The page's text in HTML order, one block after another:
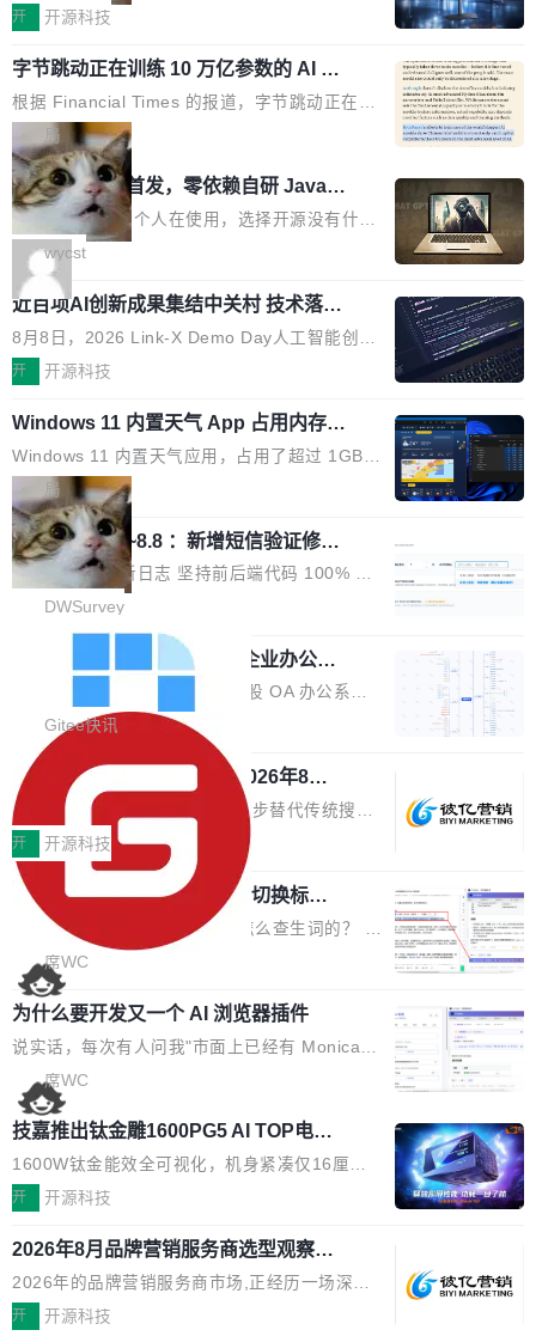
今仍处于漏洞未修复状态。 攻击链路 攻击链并
不复杂。 受害者给 Rovo 提了一个正...
的多轮搜索请求需要超过 10 秒，端到端成本约
来说，这个速度和成本都"高得让人没法用"。而
4B 开源模型在推理速度上快了几个数量级，成
本低了两三个数量级。 问题在于，小模型开箱即
用时的检索能力确实远不如闭源前沿模型。差距
在哪？就在 RL 后训练。 从 RAG 到 agentic...
面兼得
舰新作。GO27Q32 将于 2026 年 9 月 15 日正
nta Tandem 五重发光架构为核心，为高端玩家
打造速度与画质不妥协的沉浸体验。 GO27Q32
搭载三星最新 QD-OLED 面板，采用 5 层串联
式发光结构，并装配全新 ObsidianShield 抗反
射镀膜，黑阶表现提升可达40%，并将表面硬度
由2H升級至3H，画面对比度与强度都提升的同
时还具有 320Hz 刷新率与 0.03ms GTG 灰阶响
应时间，从源头消除拖影与动态模糊。 1.突破 O
LED 画质局限，暗部细节...
开 开源科技
字节跳动正在训练 10 万亿参数的 AI 模
型
根据 Financial Times 的报道，字节跳动正在训
练一个 10 万亿参数的 AI 模型，目前处于预训练
阶段。 10 万亿是什么概念？Anthropic 目前最
大的模型 Mythos 5 约 8 万亿参数。DeepSeek
V4-Pro 是 1.6 万亿。月之暗面的 Kimi K3 是 2.
8 万亿。美团 LongCat-2.0 是 1.6 万亿。字节
跳动的这个未命名模型，直接跳到了 10 万亿。
预训练通常需要 3 到 6 个月，之后还有微调阶
段。按这个时间线，最早可能在 2026 年底或 2
027 年初发布。 这个节点很微妙。Anthropic 刚
在 5 月发布了 Mythos 5...
局
wastnet 开源首发，零依赖自研 Java H
TTP/2 框架，性能对标 Undertow !
这个项目一直是个人在使用，选择开源没有什么
动机理由，就是想开源了，如果非要说一个，那
就是它多少弥补了国产 Java 自研 HTTP/2 框架
这块空白——放眼国产 Java 生态，能拿出手的
HTTP/2 网络框架，要么闭源，要么底层建立在
Netty 之上，真正自研的 Java 实现几乎没有。
级 Java 网络应用框架，核心基于 JDK 原生 NI
O 构建 Reactor 多路复用模型，不依赖 Netty、
Tomcat 等任何第三方网络库。其 HTTP/2 协议
栈从 HPACK、Huffman 到 ALPN 均为自主实
现，在基准测试中与 Un...
wycst
近百项AI创新成果集结中关村 技术落地
与产业迭代提速
8月8日，2026 Link-X Demo Day人工智能创新
项目展在北京中关村举办。本次活动由星连资
业、学术、投资人士，集中展出近百项覆盖AI芯
片、算力、模型、应用全链条创新项目，聚焦AI
技术产业化落地与资本对接，呈现当前国内AI前
沿技术突破与商业化最新进展。 活动围绕AI学术
研究与产业落地融合展开多维度研讨。星连资本
创始合伙人张鸣晨表示，AI产业化是长期产融结
合过程，早期优质技术项目需持续资本与产业资
者、产业专家、投资人围绕AI前沿技术瓶颈、行
业固有认知重构等议题展开跨界对话，聚焦行业
真实痛点与突破方向...
开 开源科技
Windows 11 内置天气 App 占用内存超
过 1GB
Windows 11 内置天气应用，占用了超过 1GB
内存。 Notebookcheck 的测试发现这个数字
时，反复确认了多次。不是 100MB，不是 500
MB，是 1 个 G。一个显示天气的应用。 Windo
ws 内置应用臃肿早就是老话题了，但一款天气
应用占用内存就超过 1G 还是过于离谱——问题
个嵌在 Edge WebView 里的网页。它不是一个
「应用」，它是一个运行在浏览器引擎里的网
页，外面套了一层 Windows 的壳。 WebView2
本身就是个内存大户。它加载了完整的 Edge 渲
染引擎，包括 JavaScript 引擎...
局
调问更新7.26~8.8 ：新增短信验证修
改，考试能力升级
DWSurvey 更新日志 坚持前后端代码 100% 开
源助力企业建设自主可控的问卷调研系统 官网地
址www.diaowen.net ➔ 源码下载Gitee 仓库 ➔
本次更新新增短信验证修改已答问卷功能，提升
答卷安全性；同时升级考试能力，完善填空题判
分、防切屏等功能体验，并优化多项产品细节，
提升整体使用体验。 新增功能 01. 新增验证手
机号后查看、修改已答问卷功能 02. 新增填空题
判分功能 03. 添加协作管理员支持树形结构选择
体验优化与修复 •页面与体验优化 优化工作台首
页 UI 展示效果，提升页面使用体验。 优化防切
屏提醒规则，调整为每次切屏均触发提示，提升
考试规范性。 优化登录状...
DWSurvey
勾股 OA v6.0.2 已经发布，企业办公系
勾股 OA v6.0.2 已经发布。 勾股 OA 办公系统
是一款简单实用的开源的企业办公系统。系统集
成了系统设置、附件管理、人事管理、行政管
理、消息管理、资产管理、企业公告、知识网
盘、审批流程设置、办公审批、工作计划、工作
汇报、工作日志、日常办公、财务管理、客户管
理、合同管理、项目管理、任务管理等功能模
块。系统简约，易于功能扩展，方便二次开发，
可以用来做日常 OA，CRM，ERP，业务管理等
系统。 勾股OA6.0.2版本主要是对勾股OA 6第
一个大版本发布的部分功能细节优化和bug问题
修复的版本，具体更新日志如下： 1、补全新版
本的各个审批类型的审批单导出 2、优化各个审
Gitee快讯
942亿赛道如何选对伙伴？2026年8月G
EO公司推荐
当DeepSeek、豆包等大模型逐步替代传统搜索
成为用户获取信息的主要入口,品牌竞争的逻辑变
了:不再是争抢关键词排名,而是想办法进入AI脱
口而出的那个答案。"GEO公司推荐"这个搜索词
背后,折射的是企业面对新兴服务赛道时的集体困
惑——该信谁、看什么、怎么选。 据易观分析
《中国GEO市场产业图谱》数据,2026年中国GE
O行业规模预计达942亿元,同比增长169.7%。G
artner同期预测,传统搜索引擎访问量年内将下滑
25%,AI载体流量占比突破40%;埃森哲2025年中
国消费者调研则指出,37%的用户在有明确购买需
求时倾向于先问AI。几组数据指向一致:GEO已
从营销"加分项"变成品牌在AI时...
开 开源科技
任意网页划词 AI 问答：不用切换标签页
的效率秘诀
看英文技术文档的时候，你是怎么查生词的？ 我
猜大多数人的流程是：选中单词 → Ctrl+C → 切
到翻译标签页 → Ctrl+V → 看翻译 → 切回原
文。遇到不懂的代码片段，再切到 ChatGPT 问
一下。来回切换几次，思路早断了。 今天介绍的
开源 Chrome 扩展 AI Helper，有一个划词浮动
工具栏功能，能让你在任意网页选中文本就直接
用 AI，完全不用切换标签页。 划词工具栏是什
么 安装 AI Helper 后，在任意网页选中文本，选
区旁边会自动浮现一个工具栏： 工具 功能 典型
场景 AI 搜索 联网搜索相关信息 看到陌生概念，
想快速了解背景 解释 让 AI 解释选中文本 读到
费解...
席WC
为什么要开发又一个 AI 浏览器插件
说实话，每次有人问我"市面上已经有 Monica、
Sider、Copilot for Chrome 这些 AI 浏览器插件
了，你为什么还要再做一个"，我都觉得这个问题
问得好。 因为我自己也是从用户变成开发者的。
现有产品的天花板 我用过不少 AI 浏览器插件。
刚开始觉得都挺好——选中一段文字，弹出解
要。但用久了你会发现，它们本质上都是同一类
东西：一个带网页上下文的聊天框。 它们能读取
页面的文本，然后把文本丢给大模型，再返回一
席WC
技嘉推出钛金雕1600PG5 AI TOP电
源：为发烧级主机与本地AI算力打造旗
舰供电方案
1600W钛金能效全可视化，机身紧凑仅16厘米
继2026台北电脑展首度亮相后，技嘉科技近日正
电源专为发烧级DIY主机与本地AI算力平台打
造，整机长度仅16厘米，提供1600W额定功率
与80PLUS钛金能效；支持ATX 3.1与PCIe 5.1
开 开源科技
2026年8月品牌营销服务商选型观察：
从流量思维到品牌资产思维的范式转移
2026年的品牌营销服务商市场,正经历一场深刻
的价值重构。全球全案品牌代理机构市场从2025
开 开源科技